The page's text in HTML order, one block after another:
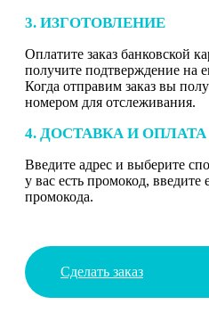
3. ИЗГОТОВЛЕНИЕ
Оплатите заказ банковской
получите подтверждение на
Когда отправим заказ вы
номером для отслеживания.
4. ДОСТАВКА И ОПЛАТА
Введите адрес и выберите
у вас есть промокод, введите
промокода.
Сделать заказ